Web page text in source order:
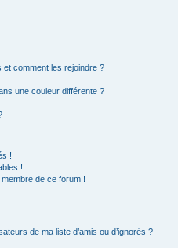
et comment les rejoindre ?
une couleur différente ?
!
!
membre de ce forum !
de ma liste d’amis ou d’ignorés ?